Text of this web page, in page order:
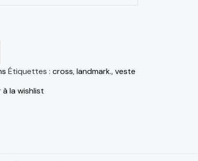
Étiquettes : cross,landmark.,veste
la wishlist